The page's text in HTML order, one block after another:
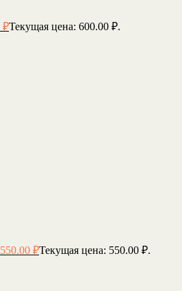
₽Текущая цена: 600.00 ₽.
550.00 ₽Текущая цена: 550.00 ₽.